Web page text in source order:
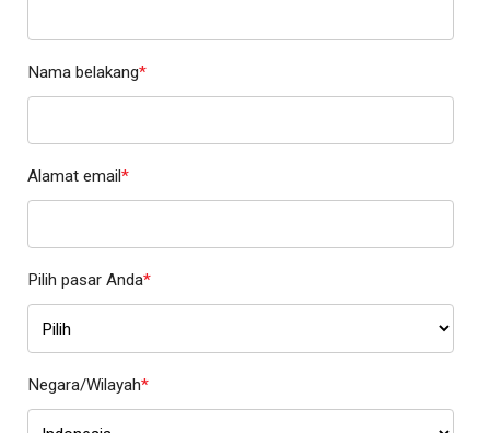
Nama belakang*
Alamat email*
Pilih pasar Anda*
Negara/Wilayah*